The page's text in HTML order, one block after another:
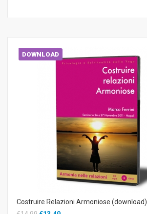
DOWNLOAD
Costruire Relazioni Armoniose (download)